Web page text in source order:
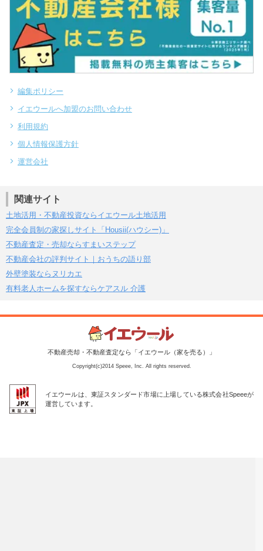
編集ポリシー
イエウールへ加盟のお問い合わせ
利用規約
個人情報保護方針
運営会社
関連サイト
土地活用・不動産投資ならイエウール土地活用
完全会員制の家探しサイト「Housii(ハウシー)」
不動産査定・売却ならすまいステップ
不動産会社の評判サイト｜おうちの語り部
外壁塗装ならヌリカエ
有料老人ホームを探すならケアスル 介護
不動産売却・不動産査定なら「イエウール（家を売る）」
Copyright(c)2014 Speee, Inc. All rights reserved.
イエウールは、東証スタンダード市場に上場している株式会社Speeeが
運営しています。